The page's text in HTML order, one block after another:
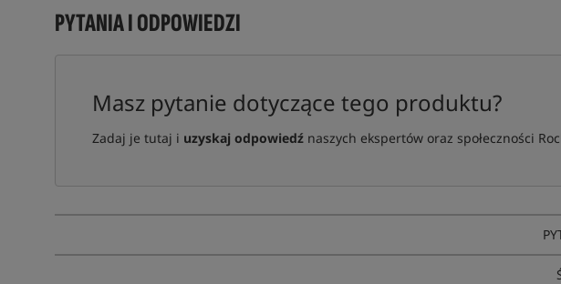
PYTANIA I ODPOWIEDZI
Masz pytanie dotyczące tego produktu?
Zadaj je tutaj i uzyskaj odpowiedźnaszych ekspertów oraz społeczności